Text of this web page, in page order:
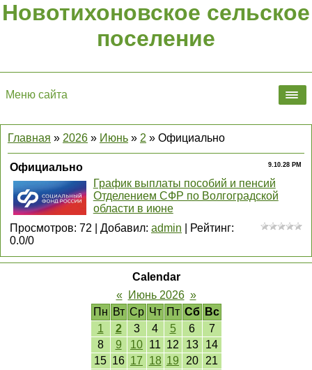
Новотихоновское сельское
поселение
Меню сайта
Главная » 2026 » Июнь » 2 » Официально
9.10.28 PM
Официально
График выплаты пособий и пенсий
Отделением СФР по Волгоградской
области в июне
Просмотров: 72 Добавил: admin Рейтинг:
0.0/0
Calendar
«
Июнь 2026 »
Пн Вт Ср Чт Пт Сб
Вс
1
2 3 4 5 6
7
8
9 10 11 12 13
14
15 16 17 18 19 20
21